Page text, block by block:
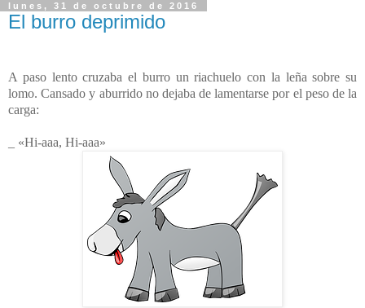
lunes, 31 de octubre de 2016
El burro deprimido
A paso lento cruzaba el burro un riachuelo con la leña sobre su
lomo. Cansado y aburrido no dejaba de lamentarse por el peso de la
carga:
_ «Hi-aaa, Hi-aaa»